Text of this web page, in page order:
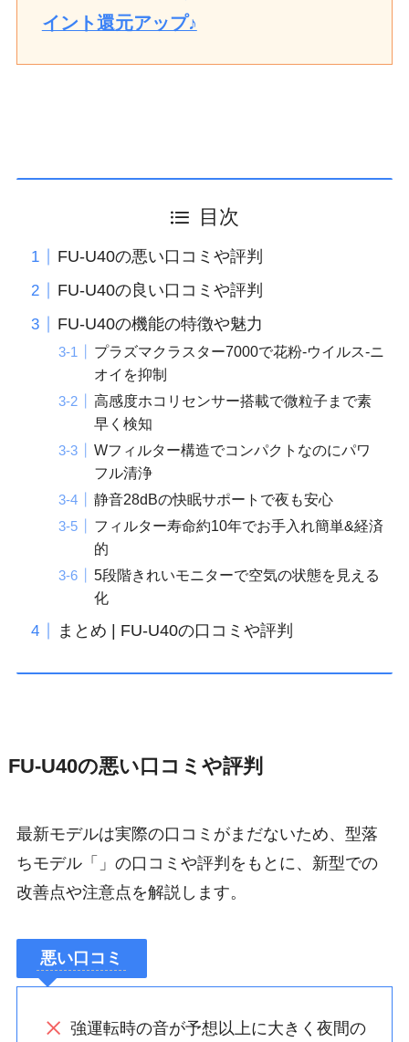
イント還元アップ♪
目次
FU-U40の悪い口コミや評判
FU-U40の良い口コミや評判
FU-U40の機能の特徴や魅力
プラズマクラスター7000で花粉-ウイルス-ニ
オイを抑制
高感度ホコリセンサー搭載で微粒子まで素
早く検知
Wフィルター構造でコンパクトなのにパワ
フル清浄
静音28dBの快眠サポートで夜も安心
フィルター寿命約10年でお手入れ簡単&経済
的
5段階きれいモニターで空気の状態を見える
化
まとめ | FU-U40の口コミや評判
FU-U40の悪い口コミや評判
最新モデルは実際の口コミがまだないため、型落
ちモデル「」の口コミや評判をもとに、新型での
改善点や注意点を解説します。
悪い口コミ
強運転時の音が予想以上に大きく夜間の